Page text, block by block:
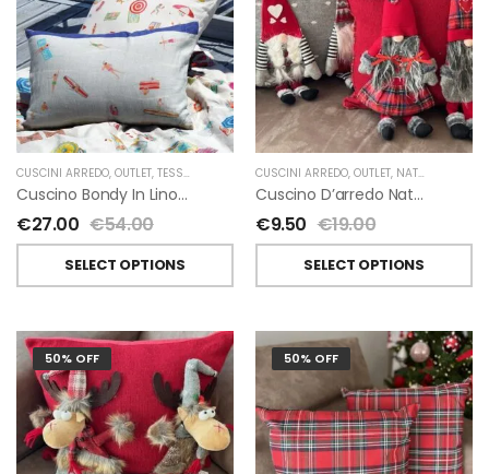
CUSCINI ARREDO, OUTLET, TESSITURA TOSCANA TELERIE
Cuscino Bondy In Lino Di Tessitura Toscana Telerie
€27.00 €54.00
SELECT OPTIONS
CUSCINI ARREDO, OUTLET, NATALE
Cuscino D’arredo Natalizio Con Elfi O Gnomi
€9.50 €19.00
SELECT OPTIONS
50% OFF 50% OFF